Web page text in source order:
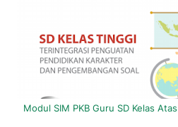
Modul SIM PKB Guru SD Kelas